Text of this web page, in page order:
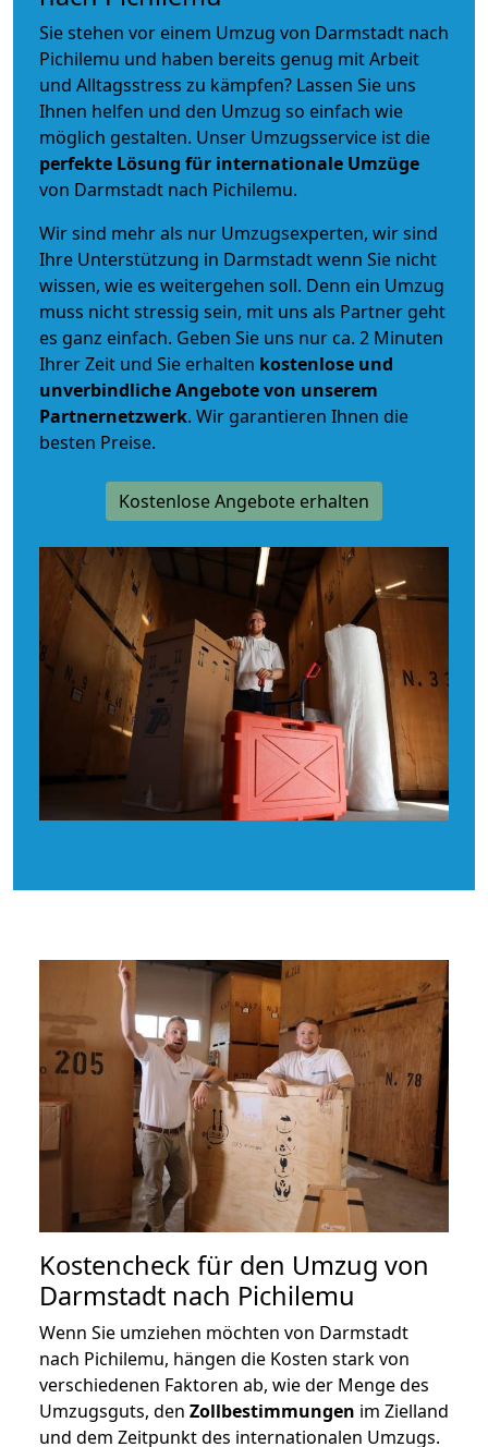
Sie stehen vor einem Umzug von Darmstadt nach
Pichilemu und haben bereits genug mit Arbeit
und Alltagsstress zu kämpfen? Lassen Sie uns
Ihnen helfen und den Umzug so einfach wie
möglich gestalten. Unser Umzugsservice ist die
perfekte Lösung für internationale Umzüge
von Darmstadt nach Pichilemu.
Wir sind mehr als nur Umzugsexperten, wir sind
Ihre Unterstützung in Darmstadt wenn Sie nicht
wissen, wie es weitergehen soll. Denn ein Umzug
muss nicht stressig sein, mit uns als Partner geht
es ganz einfach. Geben Sie uns nur ca. 2 Minuten
Ihrer Zeit und Sie erhalten kostenlose und
unverbindlicheAngebote von unserem
Partnernetzwerk. Wir garantieren Ihnen die
besten Preise.
Kostenlose Angebote erhalten
Kostencheck für den Umzug von
Darmstadt nach Pichilemu
Wenn Sie umziehen möchten von Darmstadt
nach Pichilemu, hängen die Kosten stark von
verschiedenen Faktoren ab, wie der Menge des
Umzugsguts, den Zollbestimmungen im Zielland
und dem Zeitpunkt des internationalen Umzugs.